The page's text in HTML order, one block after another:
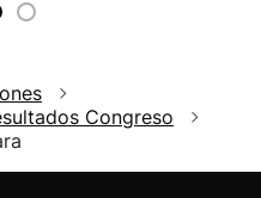
Congreso